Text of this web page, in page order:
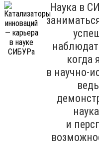
Наука в
когда
в научно-
и